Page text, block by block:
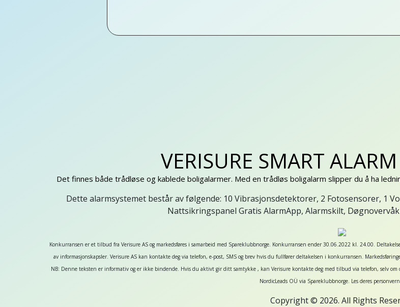
VERISURE SMART
Det finnes både trådløse og kablede boligalarmer. Med en trådløs boligalarm slipper du å ha
Dette alarmsystemet består av følgende: 10 Vibrasjonsdetektorer, 2 Fotosensorer, 1
Nattsikringspanel Gratis AlarmApp, Alarmskilt,
Konkurransen er et tilbud fra Verisure AS og markedsføres i samarbeid med Spareklubbnorge. Konkurransen ender 30.06.2022 kl. 24.00.
av informasjonskapsler. Verisure AS kan kontakte deg via telefon, e-post, SMS og brev hvis du fullfører deltakelsen i konkurransen.
NB: Denne teksten er informativ og er ikke bindende. Hvis du aktivt gir ditt samtykke , kan Verisure kontakte deg med tilbud via telefon, selv
NordicLeads OÜ via Spareklubbnorge. Les deres
Copyright © 2026. All Rights